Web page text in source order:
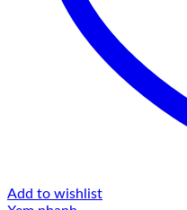
Add to wishlist